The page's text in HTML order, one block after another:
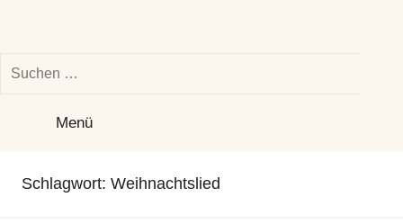
Suchen
Menü
Schlagwort: Weihnachtslied